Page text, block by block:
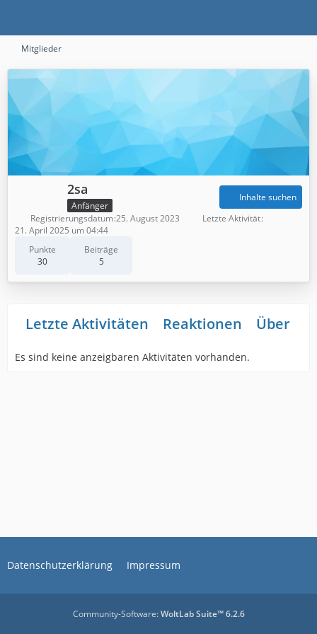
Mitglieder
2sa
Anfänger
Punkte
30
Beiträge
5
Inhalte suchen
Registrierungsdatum 25. August 2023
Letzte Aktivität
21. April 2025 um 04:44
Letzte Aktivitäten Reaktionen Über
Es sind keine anzeigbaren Aktivitäten vorhanden.
Datenschutzerklärung Impressum
Community-Software:WoltLab Suite™ 6.2.6